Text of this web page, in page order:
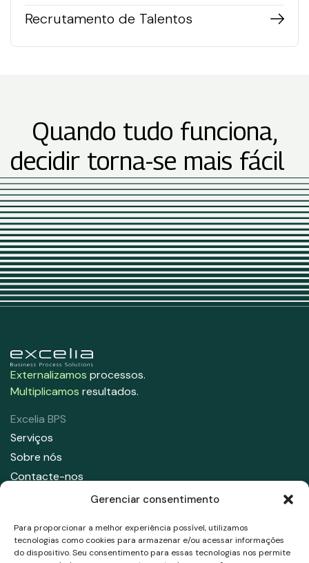
Gerenciar consentimento
Para proporcionar a melhor experiência possível, utilizamos
tecnologias como cookies para armazenar e/ou acessar informações
do dispositivo. Seu consentimento para essas tecnologias nos permite
Recrutamento de Talentos
Quando tudo funciona,
decidir torna-se mais fácil
Externalizamos processos.
Multiplicamos resultados.
Excelia BPS
Serviços
Sobre nós
Contacte-nos
91 708 05 50
info@excelia.com